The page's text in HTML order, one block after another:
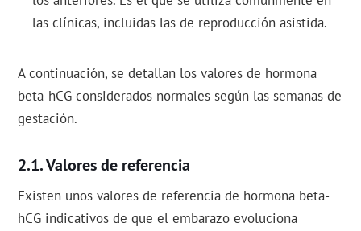
las clínicas, incluidas las de reproducción asistida.
A continuación, se detallan los valores de hormona
beta-hCG considerados normales según las semanas de
gestación.
Valores de referencia
Existen unos valores de referencia de hormona beta-
hCG indicativos de que el embarazo evoluciona